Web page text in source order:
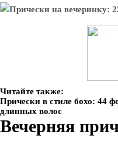
Читайте также:
Прически в стиле бохо: 44
длинных волос
Вечерняя